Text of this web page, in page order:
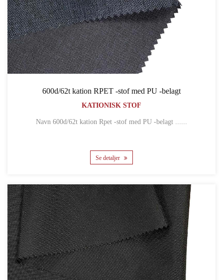
600d/62t kation RPET -stof med PU -belagt
KATIONISK STOF
Navn 600d/62t kation Rpet -stof med PU -belagt ......
Se detaljer